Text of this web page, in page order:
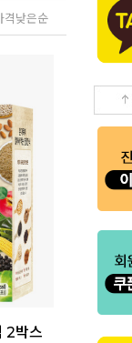
격낮은순
2박스